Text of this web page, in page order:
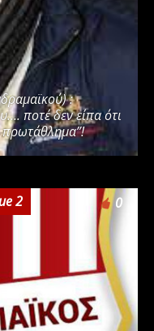
:
ποτέ δεν είπα ότι
πρωτάθλημα”!
2 0